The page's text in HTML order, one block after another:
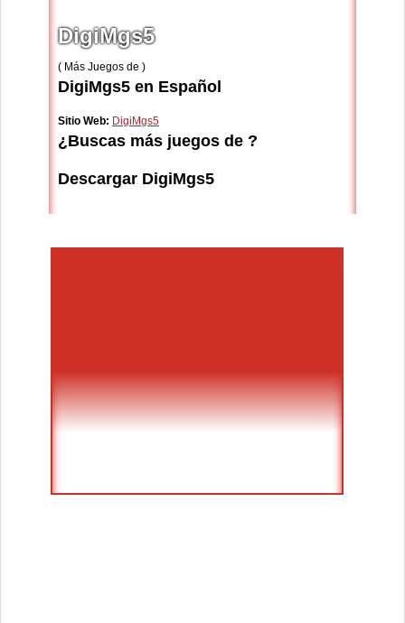
DigiMgs5
( Más Juegos de )
DigiMgs5 en Español
Sitio Web: DigiMgs5
¿Buscas más juegos de ?
Descargar DigiMgs5